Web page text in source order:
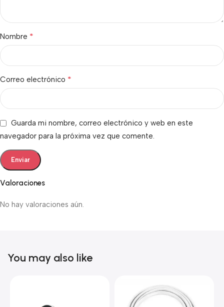
Valoraciones
No hay valoraciones aún.
Nombre *
Correo electrónico *
Guarda mi nombre, correo electrónico y web en este
navegador para la próxima vez que comente.
You may also like